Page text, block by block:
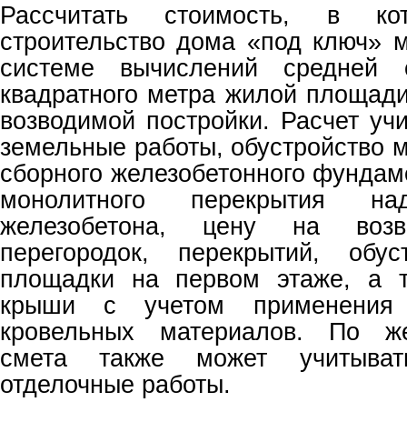
Рассчитать стоимость, в
строительство дома «под ключ»
системе вычислений средней
квадратного метра жилой
возводимой постройки. Расчет
земельные работы, обустройство
сборного железобетонного
монолитного перекрытия
железобетона, цену на
перегородок, перекрытий,
площадки на первом этаже, а
крыши с учетом применения
кровельных материалов. По
смета также может
отделочные работы.